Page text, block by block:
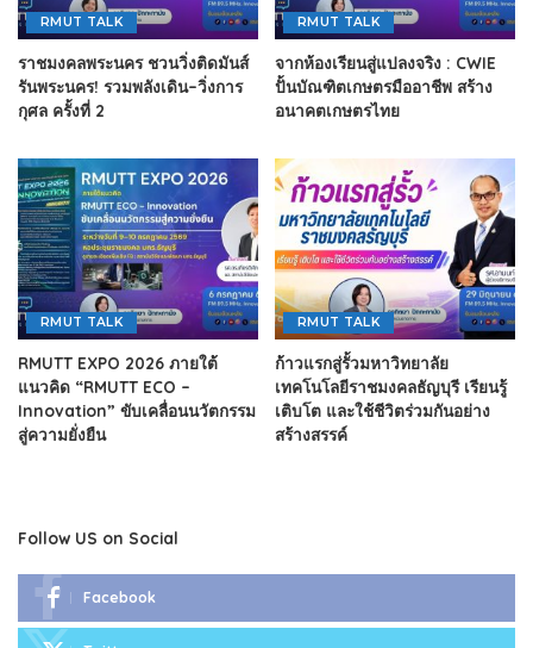
RMUT TALK
ราชมงคลพระนคร ชวนวิ่งติดมันส์
รันพระนคร! รวมพลังเดิน–วิ่งการ
กุศล ครั้งที่ 2
RMUT TALK
จากห้องเรียนสู่แปลงจริง : CWIE
ปั้นบัณฑิตเกษตรมืออาชีพ สร้าง
อนาคตเกษตรไทย
RMUT TALK
RMUTT EXPO 2026 ภายใต้
แนวคิด “RMUTT ECO –
Innovation” ขับเคลื่อนนวัตกรรม
สู่ความยั่งยืน
RMUT TALK
ก้าวแรกสู่รั้วมหาวิทยาลัย
เทคโนโลยีราชมงคลธัญบุรี เรียนรู้
เติบโต และใช้ชีวิตร่วมกันอย่าง
สร้างสรรค์
Follow US on Social
Facebook